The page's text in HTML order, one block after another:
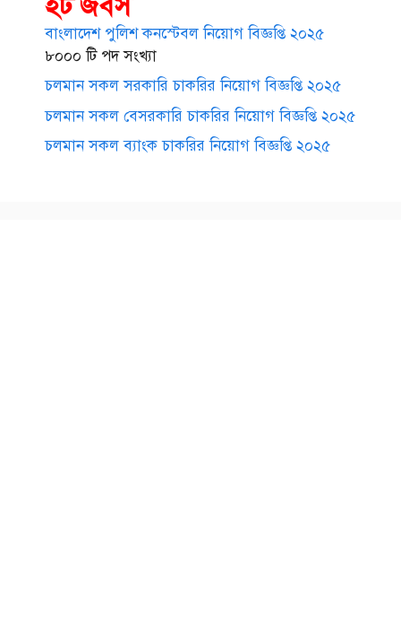
বাংলাদেশ পুলিশ কনস্টেবল নিয়োগ বিজ্ঞপ্তি ২০২৫
৮০০০ টি পদ সংখ্যা
চলমান সকল সরকারি চাকরির নিয়োগ বিজ্ঞপ্তি ২০২৫
চলমান সকল বেসরকারি চাকরির নিয়োগ বিজ্ঞপ্তি ২০২৫
চলমান সকল ব্যাংক চাকরির নিয়োগ বিজ্ঞপ্তি ২০২৫